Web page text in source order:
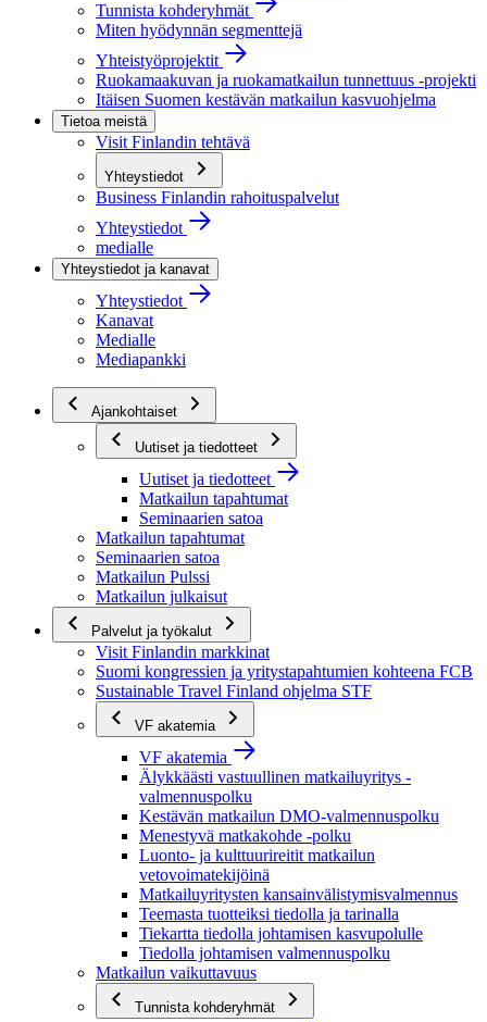
Tunnista kohderyhmät
Miten hyödynnän segmenttejä
Yhteistyöprojektit
Ruokamaakuvan ja ruokamatkailun tunnettuus -projekti
Itäisen Suomen kestävän matkailun kasvuohjelma
Tietoa meistä
Visit Finlandin tehtävä
Yhteystiedot
Business Finlandin rahoituspalvelut
Yhteystiedot
medialle
Yhteystiedot ja kanavat
Yhteystiedot
Kanavat
Medialle
Mediapankki
Ajankohtaiset
Uutiset ja tiedotteet
Uutiset ja tiedotteet
Matkailun tapahtumat
Seminaarien satoa
Matkailun tapahtumat
Seminaarien satoa
Matkailun Pulssi
Matkailun julkaisut
Palvelut ja työkalut
Visit Finlandin markkinat
Suomi kongressien ja yritystapahtumien kohteena FCB
Sustainable Travel Finland ohjelma STF
VF akatemia
VF akatemia
Älykkäästi vastuullinen matkailuyritys -
valmennuspolku
Kestävän matkailun DMO-valmennuspolku
Menestyvä matkakohde -polku
Luonto- ja kulttuurireitit matkailun
vetovoimatekijöinä
Matkailuyritysten kansainvälistymisvalmennus
Teemasta tuotteiksi tiedolla ja tarinalla
Tiekartta tiedolla johtamisen kasvupolulle
Tiedolla johtamisen valmennuspolku
Matkailun vaikuttavuus
Tunnista kohderyhmät